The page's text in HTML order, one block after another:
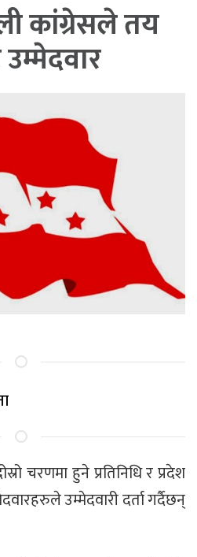
कांग्रेसले तय
चरणमा हुने प्रतिनिधि र प्रदेश
उम्मेदवारी दर्ता गर्दैछन्